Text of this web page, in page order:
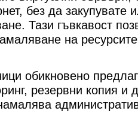
без да закупувате
Тази гъвкавост
на
обикновено
резервни копия и